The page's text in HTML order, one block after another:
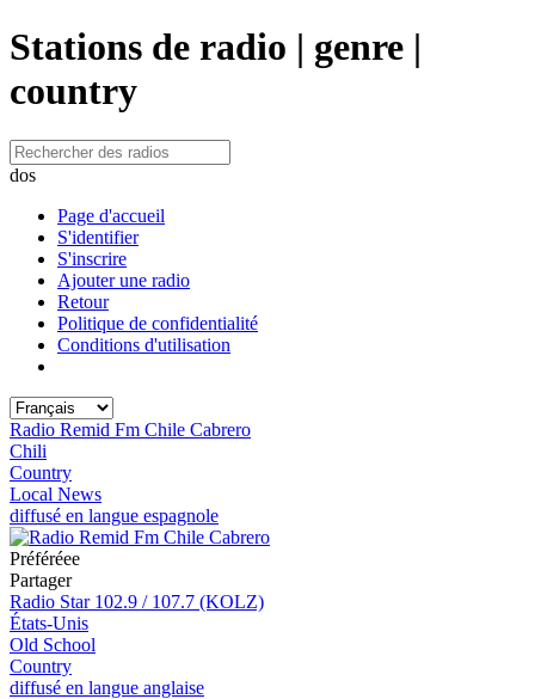
Stations de radio | genre |
country
dos
Page d'accueil
S'identifier
S'inscrire
Ajouter une radio
Retour
Politique de confidentialité
Conditions d'utilisation
Radio Remid Fm Chile Cabrero
Chili
Country
Local News
diffusé en langue espagnole
Préféréeе
Partager
Radio Star 102.9 / 107.7 (KOLZ)
États-Unis
Old School
Country
diffusé en langue anglaise